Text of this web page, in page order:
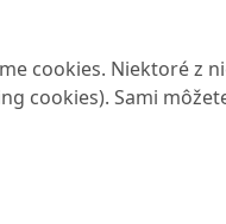
cookies. Niektoré z
cookies). Sami